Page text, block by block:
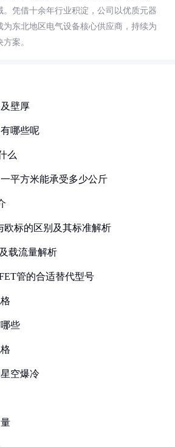
。凭借十余年行业积淀，公司以优质元器
为东北地区电气设备核心供应商，持续为
案。
壁厚
哪些呢
么
平方米能承受多少公斤
欧标的区别及其标准解析
载流量解析
管的合适替代型号
些
空爆冷